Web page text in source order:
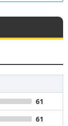
61
61